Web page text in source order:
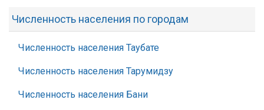
Численность населения по городам
Численность населения Таубате
Численность населения Тарумидзу
Численность населения Бани